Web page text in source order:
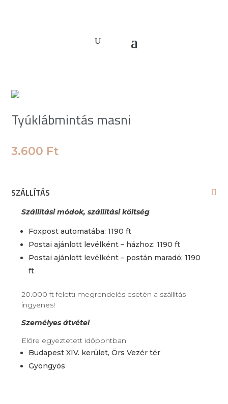
Tyúklábmintás masni
3.600 Ft
SZÁLLÍTÁS
Szállítási módok, szállítási költség
Foxpost automatába: 1190 ft
Postai ajánlott levélként – házhoz: 1190 ft
Postai ajánlott levélként – postán maradó: 1190
ft
20.000 ft feletti megrendelés esetén a szállítás
ingyenes!
Személyes átvétel
Előre egyeztetett időpontban
Budapest XIV. kerület, Örs Vezér tér
Gyöngyös